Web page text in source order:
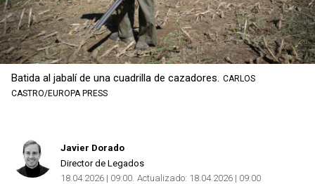
Copiar
Batida al jabalí de una cuadrilla de cazadores. CARLOS
CASTRO/EUROPA PRESS
Javier Dorado
Director de Legados
18.04.2026 | 09:00 Actualizado: 18.04.2026 | 09:00